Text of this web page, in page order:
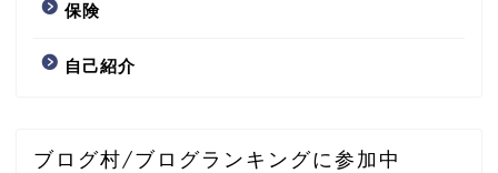
保険
自己紹介
ブログ村/ブログランキングに参加中